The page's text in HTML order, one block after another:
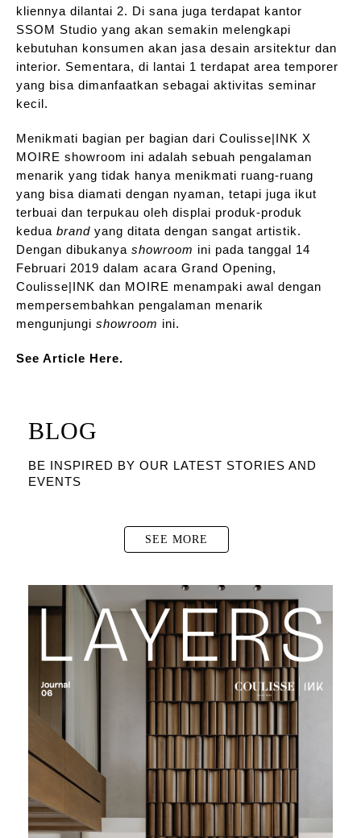
kliennya dilantai 2. Di sana juga terdapat kantor
SSOM Studio yang akan semakin melengkapi
kebutuhan konsumen akan jasa desain arsitektur dan
interior. Sementara, di lantai 1 terdapat area temporer
yang bisa dimanfaatkan sebagai aktivitas seminar
kecil.
Menikmati bagian per bagian dari Coulisse|INK X
MOIRE showroom ini adalah sebuah pengalaman
menarik yang tidak hanya menikmati ruang-ruang
yang bisa diamati dengan nyaman, tetapi juga ikut
terbuai dan terpukau oleh displai produk-produk
kedua brand yang ditata dengan sangat artistik.
Dengan dibukanya showroom ini pada tanggal 14
Februari 2019 dalam acara Grand Opening,
Coulisse|INK dan MOIRE menampaki awal dengan
mempersembahkan pengalaman menarik
mengunjungi showroom ini.
See Article Here.
BLOG
BE INSPIRED BY OUR LATEST STORIES AND
EVENTS
SEE MORE